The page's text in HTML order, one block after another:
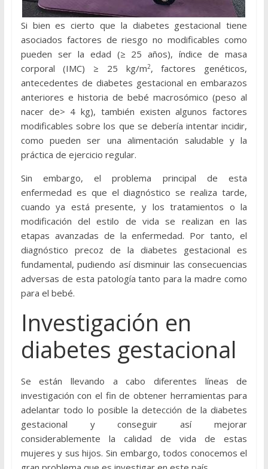
Si bien es cierto que la diabetes gestacional tiene
asociados factores de riesgo no modificables como
pueden ser la edad (≥ 25 años), índice de masa
corporal (IMC) ≥ 25 kg/m2, factores genéticos,
antecedentes de diabetes gestacional en embarazos
anteriores e historia de bebé macrosómico (peso al
nacer de> 4 kg), también existen algunos factores
modificables sobre los que se debería intentar incidir,
como pueden ser una alimentación saludable y la
práctica de ejercicio regular.
Sin embargo, el problema principal de esta
enfermedad es que el diagnóstico se realiza tarde,
cuando ya está presente, y los tratamientos o la
modificación del estilo de vida se realizan en las
etapas avanzadas de la enfermedad. Por tanto, el
diagnóstico precoz de la diabetes gestacional es
fundamental, pudiendo así disminuir las consecuencias
adversas de esta patología tanto para la madre como
para el bebé.
Investigación en
diabetes gestacional
Se están llevando a cabo diferentes líneas de
investigación con el fin de obtener herramientas para
adelantar todo lo posible la detección de la diabetes
gestacional y conseguir así mejorar
considerablemente la calidad de vida de estas
mujeres y sus hijos. Sin embargo, todos conocemos el